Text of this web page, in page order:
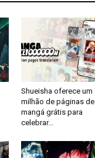
Shueisha oferece um
milhão de páginas de
mangá grátis para
celebrar...